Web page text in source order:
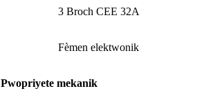
3 Broch CEE 32A
Fèmen elektwonik
Pwopriyete mekanik